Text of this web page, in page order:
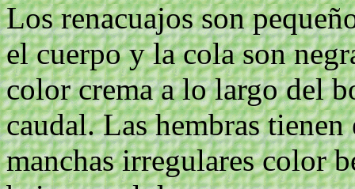
Los renacuajos son
el cuerpo y la cola son
color crema a lo largo del
caudal. Las hembras
manchas irregulares color